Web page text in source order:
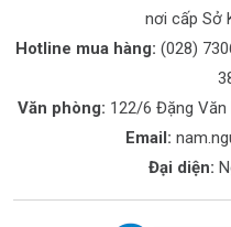
nơi cấp Sở
Hotline mua hàng: (028)
Văn phòng: 122/6 Đặng Văn
Email:
Đại diện: